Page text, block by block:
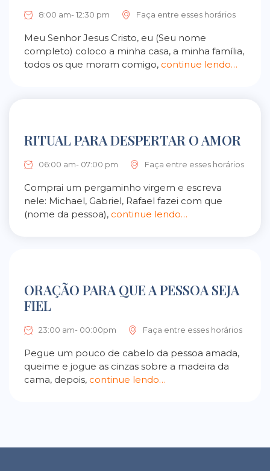
8:00 am- 12:30 pm Faça entre esses horários
Meu Senhor Jesus Cristo, eu (Seu nome
completo) coloco a minha casa, a minha família,
todos os que moram comigo, continue lendo…
RITUAL PARA DESPERTAR O AMOR
06:00 am- 07:00 pm Faça entre esses horários
Comprai um pergaminho virgem e escreva
nele: Michael, Gabriel, Rafael fazei com que
(nome da pessoa), continue lendo…
ORAÇÃO PARA QUE A PESSOA SEJA
FIEL
23:00 am- 00:00pm Faça entre esses horários
Pegue um pouco de cabelo da pessoa amada,
queime e jogue as cinzas sobre a madeira da
cama, depois, continue lendo…